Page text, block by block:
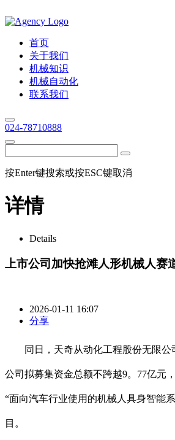
首页
关于我们
机械知识
机械自动化
联系我们
024-78710888
按Enter键搜索或按ESC键取消
详情
Details
上市公司加快抢滩人形机械人赛
2026-01-11 16:07
分享
同日，天奇从动化工程股份无限公
公司拟募集资金总额不跨越9。77亿元
“面向汽车行业使用的机械人具身智能
目。